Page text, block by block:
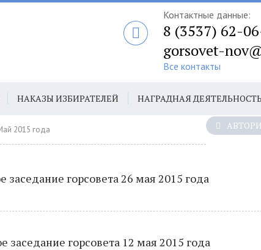
Контактные данные:
8 (3537) 62-
gorsovet-
Все контакты
НАКАЗЫ ИЗБИРАТЕЛЕЙ НАГРАДНАЯ ДЕЯТЕЛЬНОСТЬ
2015 года
заседание горсовета 26 мая 2015 года
заседание горсовета 12 мая 2015 года